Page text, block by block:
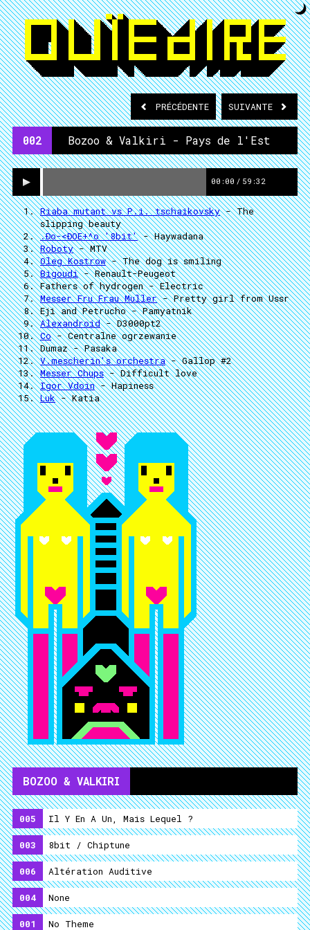
PRÉCÉDENTE SUIVANTE
002 Bozoo & Valkiri - Pays de l'Est
00:00 / 59:32
Riaba mutant vs P.i. tschaikovsky- The
slipping beauty
.Ðo-<ÐOE+^o '8bit'- Haywadana
Roboty- MTV
Oleg Kostrow- The dog is smiling
Bigoudi- Renault-Peugeot
Fathers of hydrogen- Electric
Messer Fru Frau Muller- Pretty girl from Ussr
Eji and Petrucho- Pamyatnik
Alexandroid- D3000pt2
Co- Centralne ogrzewanie
Dumaz- Pasaka
V.mescherin's orchestra- Gallop #2
Messer Chups- Difficult love
Igor Vdoin- Hapiness
Luk- Katia
BOZOO & VALKIRI
005 Il Y En A Un, Mais Lequel ?
003 8bit / Chiptune
006 Altération Auditive
004 None
001 No Theme